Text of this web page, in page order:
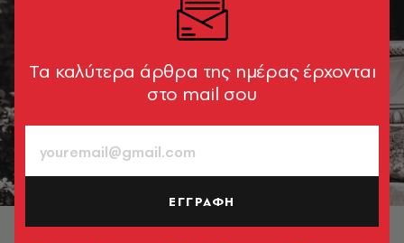
© Τάσος Ανέστης
Tα καλύτερα άρθρα της ημέρας έρχονται
στο mail σου
ΕΓΓΡΑΦΗ